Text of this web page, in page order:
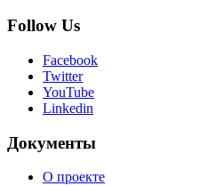
Follow Us
Facebook
Twitter
YouTube
Linkedin
Документы
О проекте